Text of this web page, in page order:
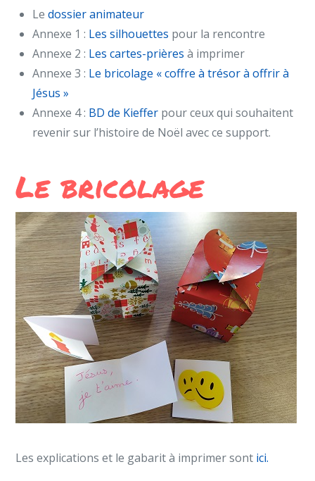
Ledossier animateur
Annexe 1 : Les silhouettes pour la rencontre
Annexe 2 : Les cartes-prières à imprimer
Annexe 3 : Le bricolage « coffre à trésor à offrir à
Jésus »
Annexe 4 : BD de Kieffer pour ceux qui souhaitent
revenir sur l’histoire de Noël avec ce support.
Le bricolage
Les explications et le gabarit à imprimer sont ici.